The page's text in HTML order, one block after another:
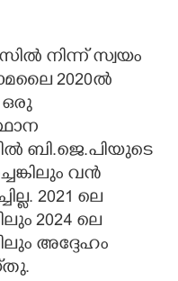
നിന്ന് സ്വയം
2020ൽ
ഒരു
ബി.ജെ.പിയുടെ
വൻ
2021 ലെ
2024 ലെ
അദ്ദേഹം